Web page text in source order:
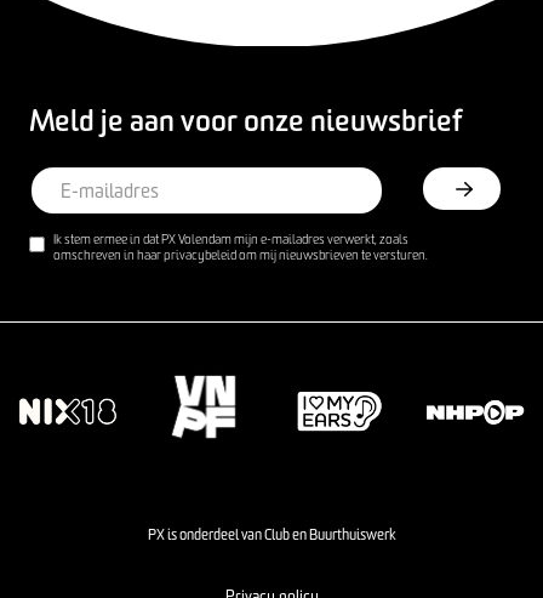
Meld je aan voor onze nieuwsbrief
Ik stem ermee in dat PX Volendam mijn e-mailadres verwerkt, zoals
omschreven in haar privacybeleid om mij nieuwsbrieven te versturen.
PX is onderdeel van Club en Buurthuiswerk